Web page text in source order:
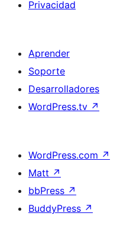
Privacidad
Aprender
Soporte
Desarrolladores
WordPress.tv ↗
WordPress.com ↗
Matt ↗
bbPress ↗
BuddyPress ↗